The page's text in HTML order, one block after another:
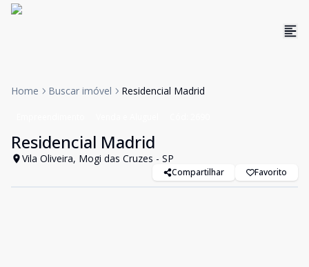
Home Buscar imóvel Residencial Madrid
Residencial Madrid
Vila Oliveira, Mogi das Cruzes - SP
Compartilhar Favorito